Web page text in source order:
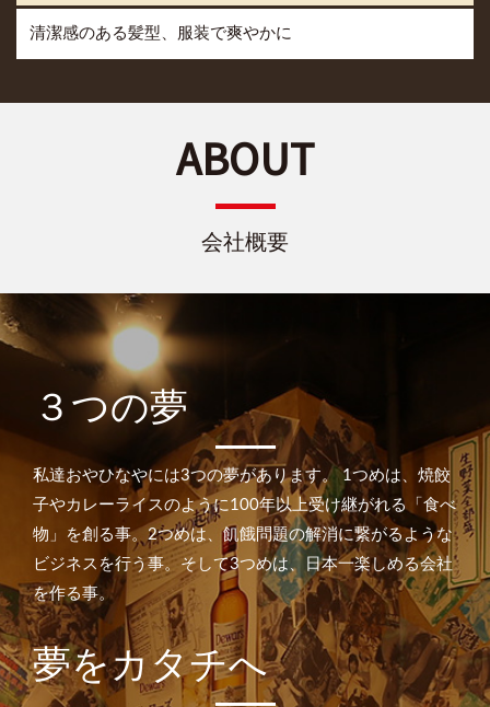
清潔感のある髪型、服装で爽やかに
ABOUT
会社概要
３つの夢
私達おやひなやには3つの夢があります。
1つめは、焼餃
子やカレーライスのように100年以上受け継がれる「食べ
物」を創る事。 2つめは、飢餓問題の解消に繋がるような
ビジネスを行う事。 そして3つめは、日本一楽しめる会社
を作る事。
夢をカタチへ